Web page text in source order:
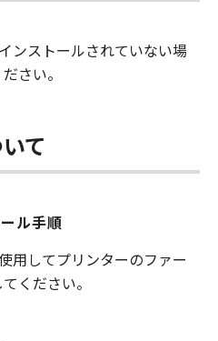
下で、「許諾ソフトウ
ことができます。その
いただくものとしま
再使用許諾、譲渡、頒
を使用もしくは利用さ
ん。
ソフトウエア」の全部
改変、リバース・エン
ストールされていない場
さい。
て
ル手順
してプリンターのファー
ください。